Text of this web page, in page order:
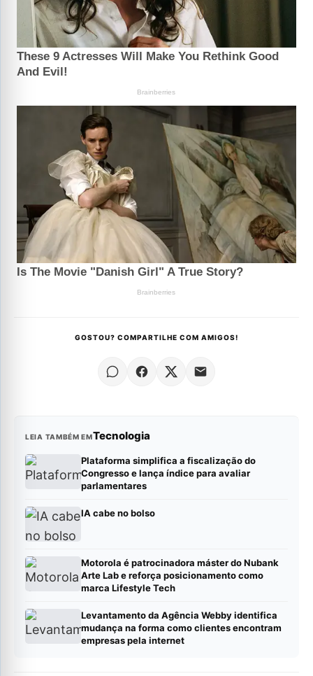
GOSTOU? COMPARTILHE COM AMIGOS!
LEIA TAMBÉM EMTecnologia
Plataforma simplifica a fiscalização do
Congresso e lança índice para avaliar
parlamentares
IA cabe no bolso
Motorola é patrocinadora máster do Nubank
Arte Lab e reforça posicionamento como
marca Lifestyle Tech
Levantamento da Agência Webby identifica
mudança na forma como clientes encontram
empresas pela internet